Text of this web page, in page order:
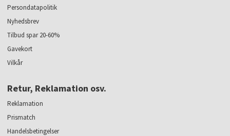
Persondatapolitik
Nyhedsbrev
Tilbud spar 20-60%
Gavekort
Vilkår
Retur, Reklamation osv.
Reklamation
Prismatch
Handelsbetingelser